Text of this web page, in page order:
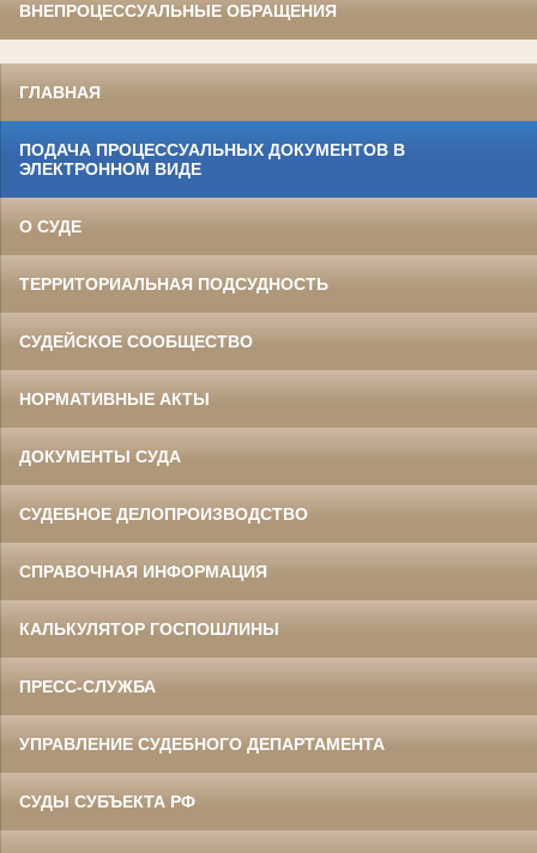
ВНЕПРОЦЕССУАЛЬНЫЕ ОБРАЩЕНИЯ
ГЛАВНАЯ
ПОДАЧА ПРОЦЕССУАЛЬНЫХ ДОКУМЕНТОВ В
ЭЛЕКТРОННОМ ВИДЕ
О СУДЕ
ТЕРРИТОРИАЛЬНАЯ ПОДСУДНОСТЬ
СУДЕЙСКОЕ СООБЩЕСТВО
НОРМАТИВНЫЕ АКТЫ
ДОКУМЕНТЫ СУДА
СУДЕБНОЕ ДЕЛОПРОИЗВОДСТВО
СПРАВОЧНАЯ ИНФОРМАЦИЯ
КАЛЬКУЛЯТОР ГОСПОШЛИНЫ
ПРЕСС-СЛУЖБА
УПРАВЛЕНИЕ СУДЕБНОГО ДЕПАРТАМЕНТА
СУДЫ СУБЪЕКТА РФ